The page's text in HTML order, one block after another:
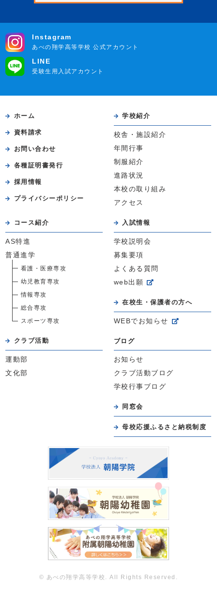
Instagram
あべの翔学高等学校 公式アカウント
LINE
受験生用入試アカウント
ホーム
資料請求
お問い合わせ
各種証明書発行
採用情報
プライバシーポリシー
学校紹介
校舎・施設紹介
年間行事
制服紹介
進路状況
本校の取り組み
アクセス
コース紹介
AS特進
普通進学
看護・医療専攻
幼児教育専攻
情報専攻
総合専攻
スポーツ専攻
クラブ活動
運動部
文化部
入試情報
学校説明会
募集要項
よくある質問
web出願
在校生・保護者の方へ
WEBでお知らせ
ブログ
お知らせ
クラブ活動ブログ
学校行事ブログ
同窓会
母校応援ふるさと納税制度
© あべの翔学高等学校. All Rights Reserved.